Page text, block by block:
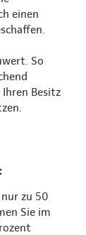
einen
So
Besitz
zu 50
Sie im